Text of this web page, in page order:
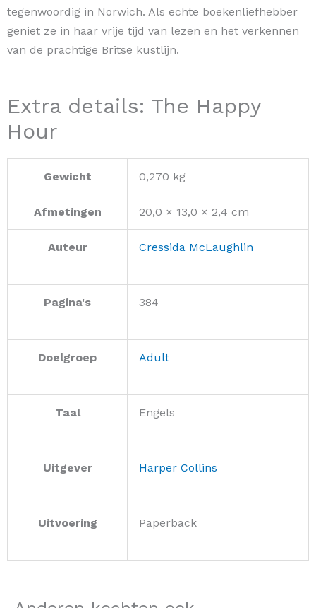
tegenwoordig in Norwich. Als echte boekenliefhebber
geniet ze in haar vrije tijd van lezen en het verkennen
van de prachtige Britse kustlijn.
Extra details: The Happy
Hour
Gewicht 0,270 kg
Afmetingen 20,0 × 13,0 × 2,4 cm
Auteur Cressida McLaughlin
Pagina's 384
Doelgroep Adult
Taal Engels
Uitgever Harper Collins
Uitvoering Paperback